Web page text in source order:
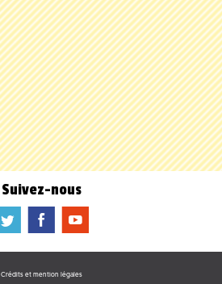
Suivez-nous
a b f
Crédits et mention légales